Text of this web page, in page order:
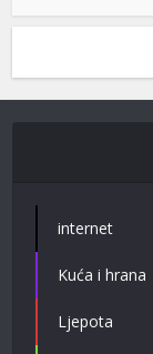
internet
Kuća i hrana
Ljepota